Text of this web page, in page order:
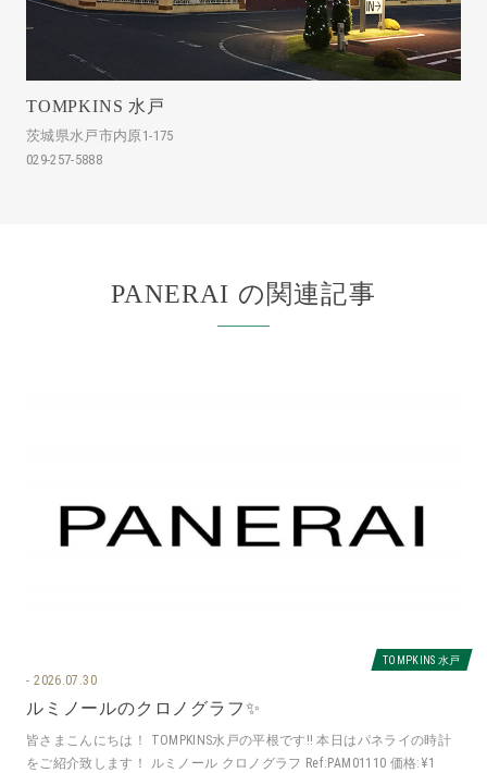
TOMPKINS 水戸
茨城県水戸市内原1-175
029-257-5888
PANERAI の関連記事
TOMPKINS 水戸
2026.07.30
ルミノールのクロノグラフ✨
皆さまこんにちは！ TOMPKINS水戸の平根です‼️ 本日はパネライの時計
をご紹介致します！ ルミノール クロノグラフ Ref:PAM01110 価格:¥1